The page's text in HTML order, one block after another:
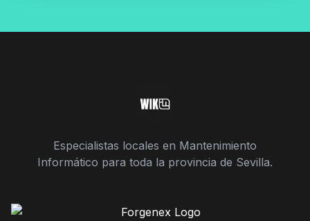
Especialistas locales en Mantenimiento
Informático para toda la provincia de Sevilla.